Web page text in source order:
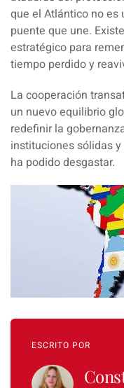
que el Atlántico no es
puente que une.
estratégico para
tiempo perdido y
La cooperación
un nuevo equilibrio
redefinir la
instituciones sólidas
ha podido desgastar.
ESCRITO POR